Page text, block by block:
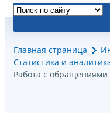
Главная страница
Статистика и
Работа с обращениями